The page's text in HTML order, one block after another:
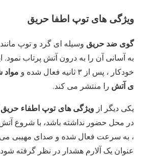
ویژگی های توپ اطفا حریق
گوی ضد حریق وسیله ای گرد و توپ
به آسانی آن را به درون آتش پرتاب
خودکار ، پس از ۳ ثانیه فعال شده و
ی آتش را منتشر می­ کند.
یکی دیگر از ویژگی­ های توپ اطفاء حریق
در محل حضور نداشته باشد، با شروع
، به سرعت فعال شده و صدای مهیبی می­
عنوان یک آلارم هشدار در نظر گرفته